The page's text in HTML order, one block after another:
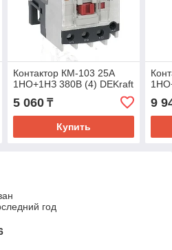
Контактор КМ-103 25А
1НО+1НЗ 380В (4) DEKraft
5 060₸
Купить
9
год